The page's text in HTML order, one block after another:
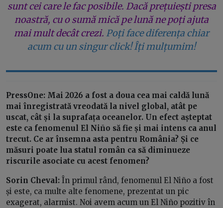
sunt cei care le fac posibile. Dacă prețuiești presa
noastră, cu o sumă mică pe lună ne poți ajuta
mai mult decât crezi. Poți face diferența chiar
acum cu un singur click! Îți mulțumim!
PressOne: Mai 2026 a fost a doua cea mai caldă lună
mai înregistrată vreodată la nivel global, atât pe
uscat, cât și la suprafața oceanelor. Un efect așteptat
este ca fenomenul El Niño să fie și mai intens ca anul
trecut. Ce ar însemna asta pentru România? Și ce
măsuri poate lua statul român ca să diminueze
riscurile asociate cu acest fenomen?
Sorin Cheval: În primul rând, fenomenul El Niño a fost
și este, ca multe alte fenomene, prezentat un pic
exagerat, alarmist. Noi avem acum un El Niño pozitiv în